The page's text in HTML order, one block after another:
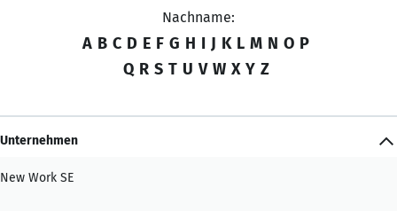
Nachname:
A B C D E F G H I J K L M N O P
Q R S T U V W X Y Z
Unternehmen
New Work SE